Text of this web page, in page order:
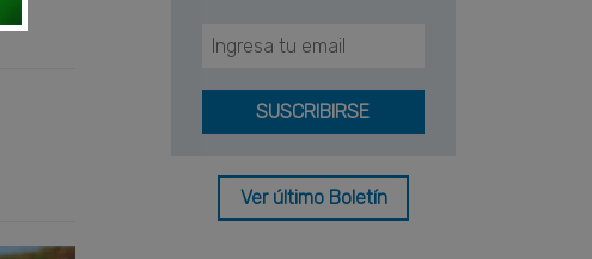
Ver último Boletín